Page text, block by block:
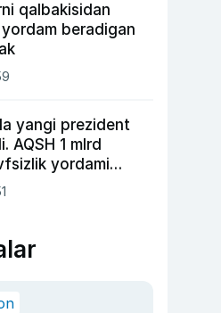
qalbakisidan
beradigan
yangi prezident
AQSH 1 mlrd
yordami